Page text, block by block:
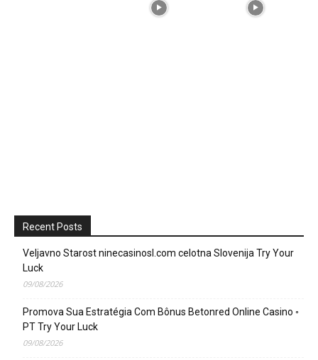
Recent Posts
Veljavno Starost ninecasinosl.com celotna Slovenija Try Your
Luck
09/08/2026
Promova Sua Estratégia Com Bônus Betonred Online Casino ◦
PT Try Your Luck
09/08/2026